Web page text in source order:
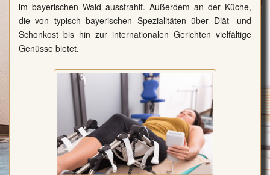
im bayerischen Wald ausstrahlt. Außerdem an der Küche,
die von typisch bayerischen Spezialitäten über Diät- und
Schonkost bis hin zur internationalen Gerichten vielfältige
Genüsse bietet.